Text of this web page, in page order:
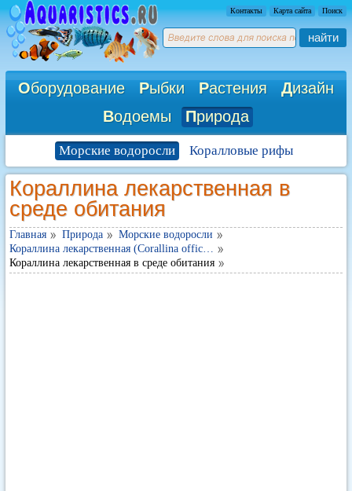
Контакты Карта сайта Поиск
найти
Оборудование Рыбки Растения Дизайн
Водоемы Природа
Морские водоросли Коралловые рифы
Кораллина лекарственная в
среде обитания
Главная Природа
Морские водоросли
Кораллина лекарственная (Corallina offic…
Кораллина лекарственная в среде обитания